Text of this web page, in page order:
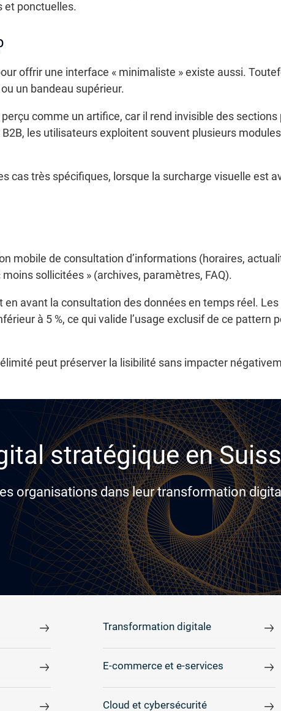
et ponctuelles.
offrir une interface « minimaliste » existe aussi.
un bandeau supérieur.
comme un artifice, car il rend invisible des
les utilisateurs exploitent souvent plusieurs
cas très spécifiques, lorsque la surcharge visuelle est
mobile de consultation d’informations (horaires,
sollicitées » (archives, paramètres, FAQ).
en avant la consultation des données en temps réel.
à 5 %, ce qui valide l’usage exclusif de ce pattern
peut préserver la lisibilité sans impacter
stratégique en
organisations dans leur transformation
Transformation digitale
E-commerce et e-services
Cloud et cybersécurité